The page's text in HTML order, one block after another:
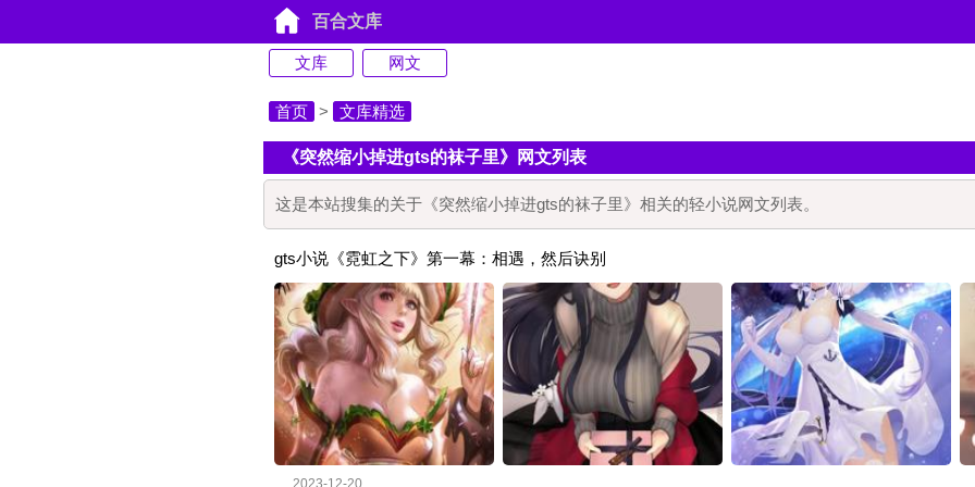
百合文库
文库 网文
首页 > 文库精选
《突然缩小掉进gts的袜子里》网文列表
这是本站搜集的关于《突然缩小掉进gts的袜子里》相关的轻小说网文列表。
gts小说《霓虹之下》第一幕：相遇，然后诀别
2023-12-20